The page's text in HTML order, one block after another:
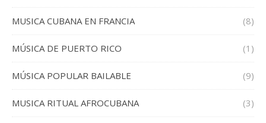
MUSICA CUBANA EN FRANCIA (8)
MÚSICA DE PUERTO RICO (1)
MÚSICA POPULAR BAILABLE (9)
MUSICA RITUAL AFROCUBANA (3)